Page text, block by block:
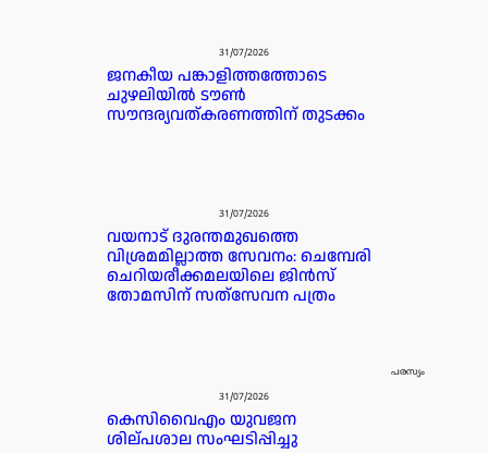
31/07/2026
ജനകീയ പങ്കാളിത്തത്തോടെ
ചുഴലിയിൽ ടൗൺ
സൗന്ദര്യവത്കരണത്തിന് തുടക്കം
31/07/2026
വയനാട് ദുരന്തമുഖത്തെ
വിശ്രമമില്ലാത്ത സേവനം: ചെമ്പേരി
ചെറിയരീക്കമലയിലെ ജിൻസ്
തോമസിന് സത്‌സേവന പത്രം
പരസ്യം
31/07/2026
കെസിവൈഎം യുവജന
ശില്പശാല സംഘടിപ്പിച്ചു